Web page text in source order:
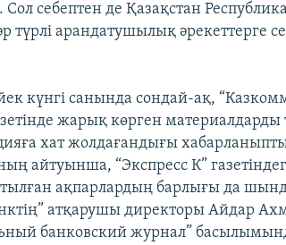
Сол себептен де Қазақстан
түрлі арандатушылық әрекеттерге
күнгі санында сондай-ақ,
жарық көрген материалдарды
хат жолдағандығы
айтуынша, “Экспресс К”
ақпарлардың барлығы да
атқарушы директоры Айдар
банковский журнал”